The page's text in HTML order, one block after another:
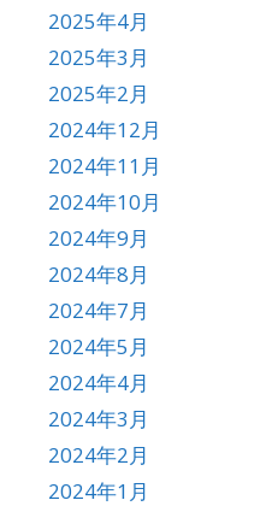
2025年4月
2025年3月
2025年2月
2024年12月
2024年11月
2024年10月
2024年9月
2024年8月
2024年7月
2024年5月
2024年4月
2024年3月
2024年2月
2024年1月